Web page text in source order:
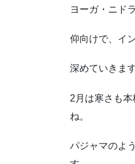
ヨーガ・ニド
仰向けで、イ
深めていきます
2月は寒さも
ね。
パジャマのよ